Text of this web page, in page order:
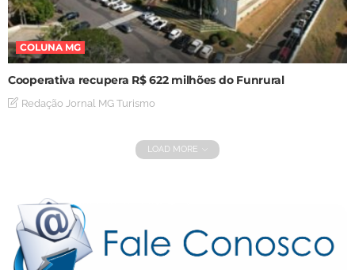
COLUNA MG
Cooperativa recupera R$ 622 milhões do Funrural
Redação Jornal MG Turismo
LOAD MORE